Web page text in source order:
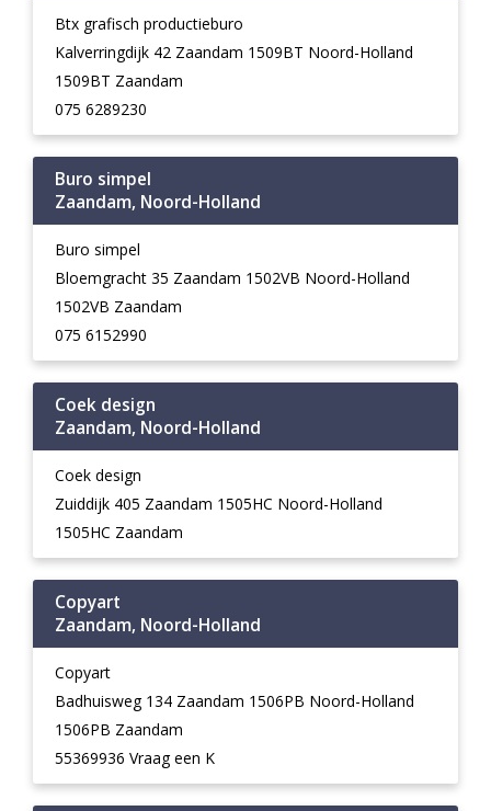
Btx grafisch productieburo
Kalverringdijk 42 Zaandam 1509BT Noord-Holland
1509BT Zaandam
075 6289230
Buro simpel
Zaandam, Noord-Holland
Buro simpel
Bloemgracht 35 Zaandam 1502VB Noord-Holland
1502VB Zaandam
075 6152990
Coek design
Zaandam, Noord-Holland
Coek design
Zuiddijk 405 Zaandam 1505HC Noord-Holland
1505HC Zaandam
Copyart
Zaandam, Noord-Holland
Copyart
Badhuisweg 134 Zaandam 1506PB Noord-Holland
1506PB Zaandam
55369936 Vraag een K